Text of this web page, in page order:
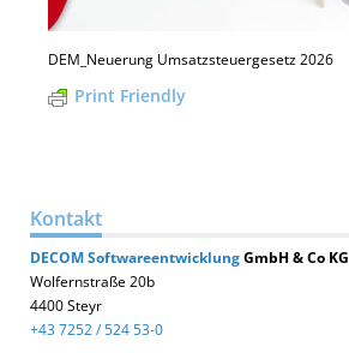
DEM_Neuerung Umsatzsteuergesetz 2026
Print Friendly
Kontakt
DECOMSoftwareentwicklungGmbH & Co KG
Wolfernstraße 20b
4400 Steyr
+43 7252 / 524 53-0